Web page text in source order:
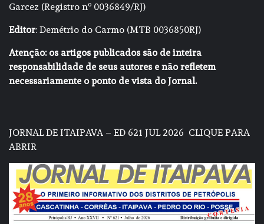
Garcez (Registro nº 0036849/RJ)
Editor: Demétrio do Carmo (MTB 0036850RJ)
Atenção: os artigos publicados são de inteira
responsabilidade de seus autores e não refletem
necessariamente o ponto de vista do Jornal.
JORNAL DE ITAIPAVA – ED 621 JUL 2026 CLIQUE PARA
ABRIR